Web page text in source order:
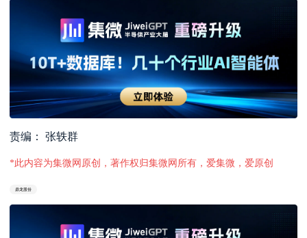
责编： 张轶群
*此内容为集微网原创，著作权归集微网所有，爱集微，爱原创
鼎龙股份